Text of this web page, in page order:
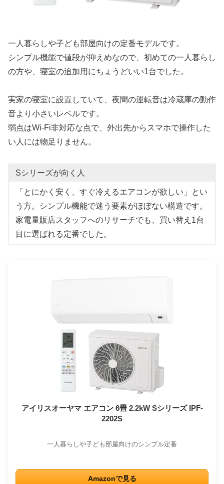
一人暮らしや子ども部屋向けの定番モデルです。
シンプル機能で値段が抑えめなので、初めての一人暮らし
の方や、寝室の追加用にちょうどいい1台でした。
実家の寝室に設置していて、夜間の運転音は冷蔵庫の動作
音より小さいレベルです。
弱点はWi-Fi非対応な点で、外出先からスマホで操作した
い人には物足りません。
Sシリーズが向く人
「とにかく安く、すぐ冷えるエアコンが欲しい」とい
う方。シンプル機能で迷う要素がほぼない構造です。
家電量販店スタッフへのリサーチでも、買い替え1台
目に選ばれる定番でした。
アイリスオーヤマ エアコン 6畳 2.2kW Sシリーズ IPF-
2202S
一人暮らしや子ども部屋向けのシンプル定番
Amazonで見る